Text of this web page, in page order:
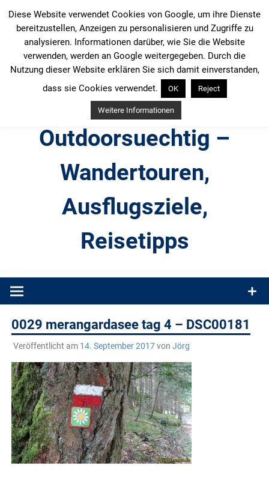
Inhalt
springen
Outdoorsuechtig –
Wandertouren,
Ausflugsziele,
Reisetipps
Produkttests und Buchrezensionen. Ein Blog für alle, die gern
0029 merangardasee tag 4 – DSC00181
Veröffentlicht am 14. September 2017von Jörg
Diese Website verwendet Cookies von Google, um ihre Dienste
bereitzustellen, Anzeigen zu personalisieren und Zugriffe zu
analysieren. Informationen darüber, wie Sie die Website
verwenden, werden an Google weitergegeben. Durch die
Nutzung dieser Website erklären Sie sich damit einverstanden,
dass sie Cookies verwendet.
OK Reject
Weitere Informationen